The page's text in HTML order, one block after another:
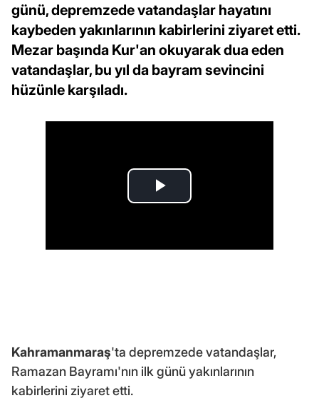
günü, depremzede vatandaşlar hayatını
kaybeden yakınlarının kabirlerini ziyaret etti.
Mezar başında Kur'an okuyarak dua eden
vatandaşlar, bu yıl da bayram sevincini
hüzünle karşıladı.
Kahramanmaraş'ta depremzede vatandaşlar,
Ramazan Bayramı'nın ilk günü yakınlarının
kabirlerini ziyaret etti.